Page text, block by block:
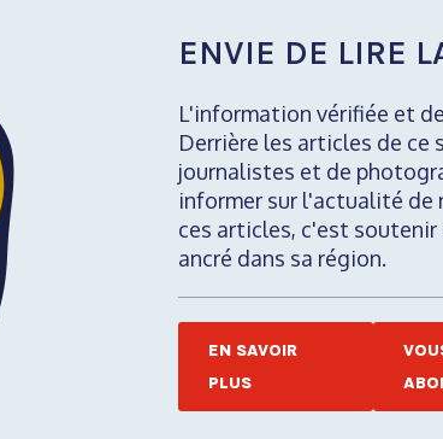
ENVIE DE LIRE
L'information vérifiée et
Derrière les articles de ce
journalistes et de
informer sur l'actualité de
ces articles, c'est
ancré dans sa région.
EN SAVOIR
PLUS